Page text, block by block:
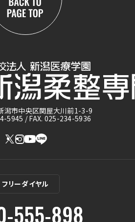
潟市中央区関屋大川前1-3-9
5945 / FAX. 025-234-5936
フリーダイヤル
555-898